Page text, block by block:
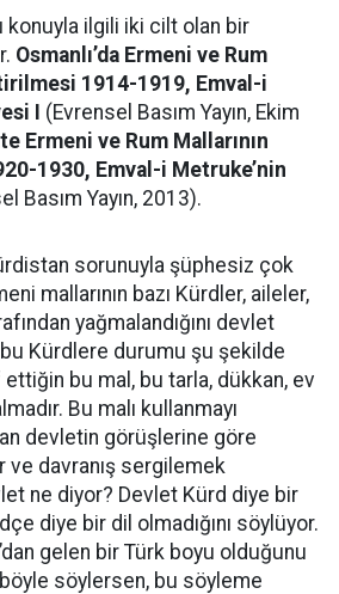
konuyla ilgili iki cilt olan bir
Osmanlı’da Ermeni ve Rum
1914-1919, Emval-i
I
(Evrensel Basım Yayın, Ekim
Ermeni ve Rum Mallarının
1930, Emval-i Metruke’nin
Basım Yayın, 2013).
sorunuyla şüphesiz çok
mallarının bazı Kürdler, aileler,
yağmalandığını devlet
Kürdlere durumu şu şekilde
bu mal, bu tarla, dükkan, ev
Bu malı kullanmayı
devletin görüşlerine göre
ve davranış sergilemek
ne diyor? Devlet Kürd diye bir
diye bir dil olmadığını söylüyor.
gelen bir Türk boyu olduğunu
söylersen, bu söyleme